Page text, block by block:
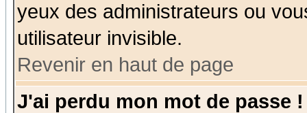
yeux des administrateurs ou
utilisateur invisible.
Revenir en haut de page
J'ai perdu mon mot de passe !